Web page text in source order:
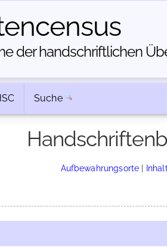
der handschriftlichen
Suche
Aufbewahrungsorte | Inhalt